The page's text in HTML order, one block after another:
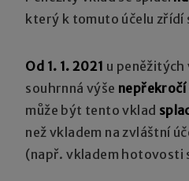
který k tomuto účelu zřídí
Od 1. 1. 2021 u
souhrnná výše nepřekročí
může být tento vklad
než vkladem na zvláštní
(např. vkladem hotovosti